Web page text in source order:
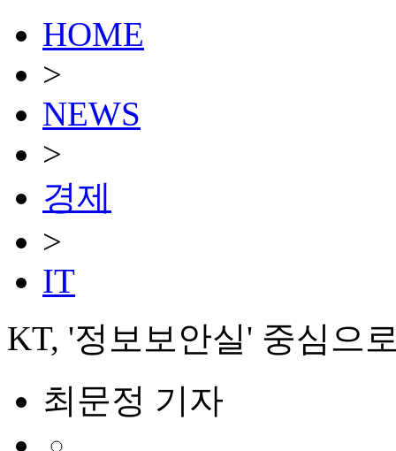
HOME
>
NEWS
>
경제
>
IT
KT, '정보보안실' 중심으
최문정 기자